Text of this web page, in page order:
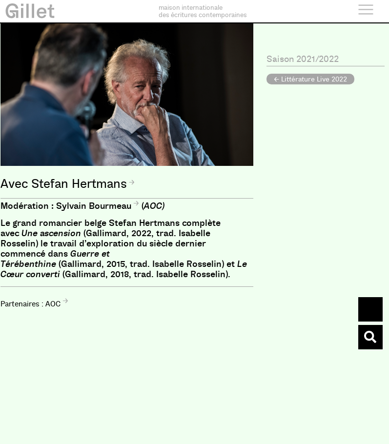
maison internationale
des écritures contemporaines
Stefan Hertmans
Modération :Sylvain Bourmeau (AOC)
Le grand romancier belge Stefan Hertmans complète
avecUne ascension (Gallimard, 2022, trad. Isabelle
Rosselin) le travail d’exploration du siècle dernier
commencé dansGuerre et
Térébenthine (Gallimard, 2015, trad. Isabelle Rosselin) etLe
Cœur converti (Gallimard, 2018, trad. Isabelle Rosselin).
AOC
Saison 2021/2022
← Littérature Live 2022